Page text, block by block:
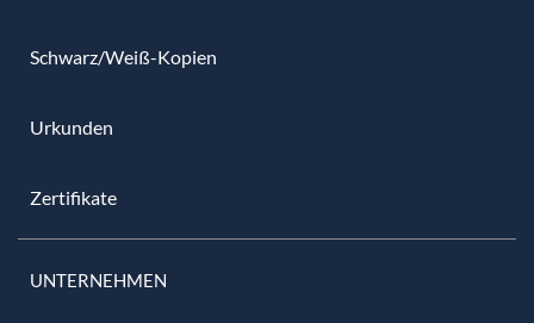
Schwarz/Weiß-Kopien
Urkunden
Zertifikate
UNTERNEHMEN